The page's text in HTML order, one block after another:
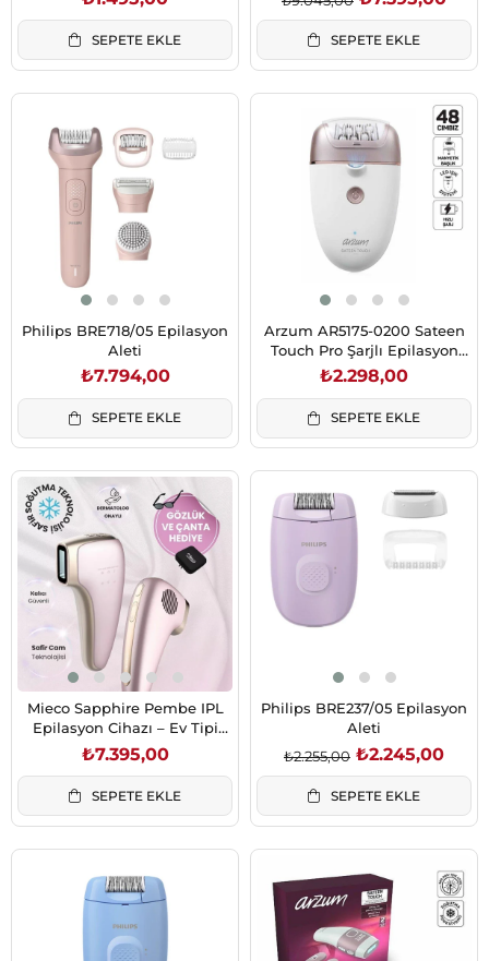
SEPETE EKLE SEPETE EKLE
Philips BRE718/05 Epilasyon
Aleti
₺7.794,00
SEPETE EKLE
Arzum AR5175-0200 Sateen
Touch Pro Şarjlı Epilasyon
Seti 48 Cımbızlı USB Şarjlı
Epilatör
₺2.298,00
SEPETE EKLE
Mieco Sapphire Pembe IPL
Epilasyon Cihazı – Ev Tipi
Ağrısız Tüy Alma
₺7.395,00
SEPETE EKLE
Philips BRE237/05 Epilasyon
Aleti
₺2.245,00
₺2.255,00
SEPETE EKLE